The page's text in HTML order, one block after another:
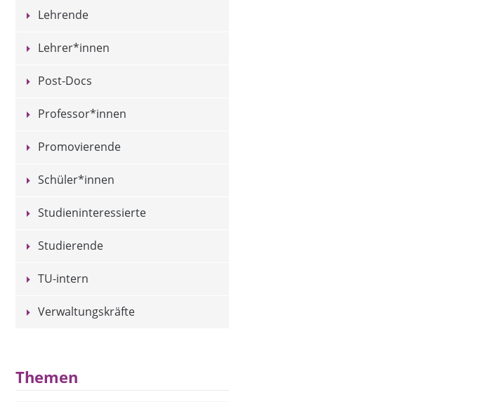
Lehrende
Lehrer*innen
Post-Docs
Professor*innen
Promovierende
Schüler*innen
Studieninteressierte
Studierende
TU-intern
Verwaltungskräfte
Themen